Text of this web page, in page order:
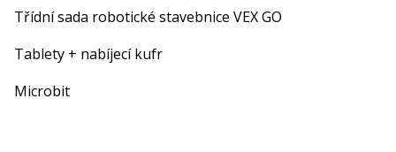
Třídní sada robotické stavebnice VEX GO
Tablety + nabíjecí kufr
Microbit